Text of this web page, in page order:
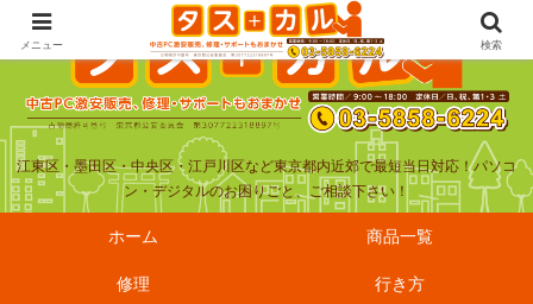
江東区・墨田区・中央区・江戸川区など東京都内近郊で最短当日対応！パソコ
ン・デジタルのお困りごと、ご相談下さい！
ホーム 商品一覧
修理 行き方
メニュー 検索